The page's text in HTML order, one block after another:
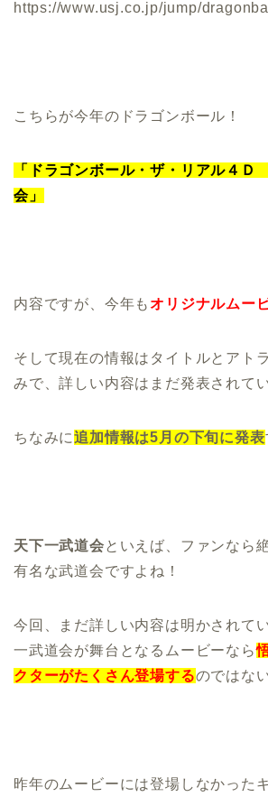
https://www.usj.co.jp/jump/
こちらが今年のドラゴンボール！
「ドラゴンボール・ザ・リアル４
会」
内容ですが、今年も オリジナルムー
そして現在の情報はタイトルとアト
みで、詳しい内容はまだ発表されて
ちなみに追加情報は5月の下旬に発表
天下一武道会といえば、ファンなら
有名な武道会ですよね！
今回、まだ詳しい内容は明かされて
一武道会が舞台となるムービーなら
クターがたくさん登場するのではな
昨年のムービーには登場しなかった